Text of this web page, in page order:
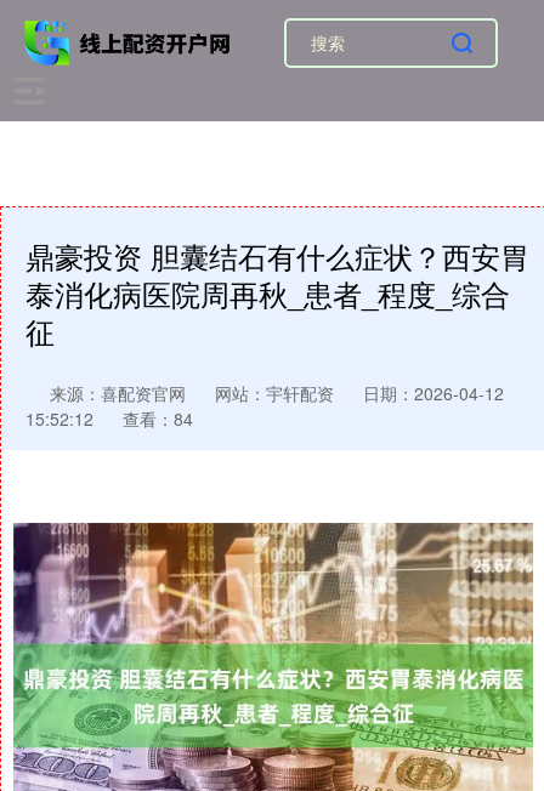
鼎豪投资 胆囊结石有什么症状？西安胃
泰消化病医院周再秋_患者_程度_综合
征
来源：喜配资官网 网站：宇轩配资
日期：2026-04-12
15:52:12
查看：84